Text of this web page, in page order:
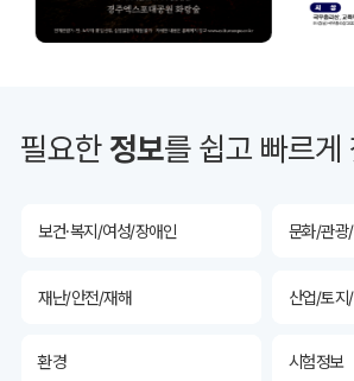
필요한정보를 쉽고 빠르게
투자유치 공공데이
산림 해양/수산
보건·복지/여성/장애인 문화/관광
재난/안전/재해 산업/토지
환경 시험정보